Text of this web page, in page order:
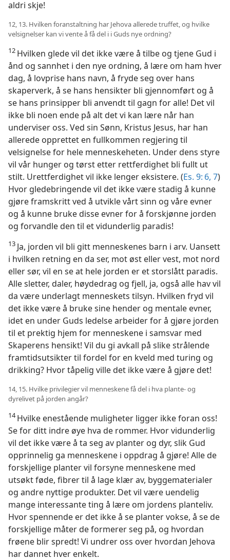
aldri skje!
12, 13. Hvilken foranstaltning har Jehova allerede truffet, og hvilke
velsignelser kan vi vente å få del i i Guds nye ordning?
12 Hvilken glede vil det ikke være å tilbe og tjene Gud i
ånd og sannhet i den nye ordning, å lære om ham hver
dag, å lovprise hans navn, å fryde seg over hans
skaperverk, å se hans hensikter bli gjennomført og å
se hans prinsipper bli anvendt til gagn for alle! Det vil
ikke bli noen ende på alt det vi kan lære når han
underviser oss. Ved sin Sønn, Kristus Jesus, har han
allerede opprettet en fullkommen regjering til
velsignelse for hele menneskeheten. Under dens styre
vil vår hunger og tørst etter rettferdighet bli fullt ut
stilt. Urettferdighet vil ikke lenger eksistere. (Es. 9: 6, 7)
Hvor gledebringende vil det ikke være stadig å kunne
gjøre framskritt ved å utvikle vårt sinn og våre evner
og å kunne bruke disse evner for å forskjønne jorden
og forvandle den til et vidunderlig paradis!
13 Ja, jorden vil bli gitt menneskenes barn i arv. Uansett
i hvilken retning en da ser, mot øst eller vest, mot nord
eller sør, vil en se at hele jorden er et storslått paradis.
Alle sletter, daler, høydedrag og fjell, ja, også alle hav vil
da være underlagt menneskets tilsyn. Hvilken fryd vil
det ikke være å bruke sine hender og mentale evner,
idet en under Guds ledelse arbeider for å gjøre jorden
til et prektig hjem for menneskene i samsvar med
Skaperens hensikt! Vil du gi avkall på slike strålende
framtidsutsikter til fordel for en kveld med turing og
drikking? Hvor tåpelig ville det ikke være å gjøre det!
14, 15. Hvilke privilegier vil menneskene få del i hva plante- og
dyrelivet på jorden angår?
14Hvilke enestående muligheter ligger ikke foran oss!
Se for ditt indre øye hva de rommer. Hvor vidunderlig
vil det ikke være å ta seg av planter og dyr, slik Gud
opprinnelig ga menneskene i oppdrag å gjøre! Alle de
forskjellige planter vil forsyne menneskene med
utsøkt føde, fibrer til å lage klær av, byggematerialer
og andre nyttige produkter. Det vil være uendelig
mange interessante ting å lære om jordens planteliv.
Hvor spennende er det ikke å se planter vokse, å se de
forskjellige måter de formerer seg på, og hvordan
frøene blir spredt! Vi undrer oss over hvordan Jehova
har dannet hver enkelt.